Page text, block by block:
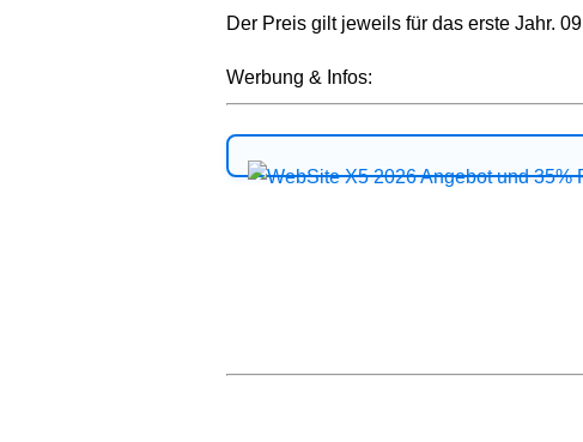
Der Preis gilt jeweils für das erste Jahr. 09
Werbung & Infos: